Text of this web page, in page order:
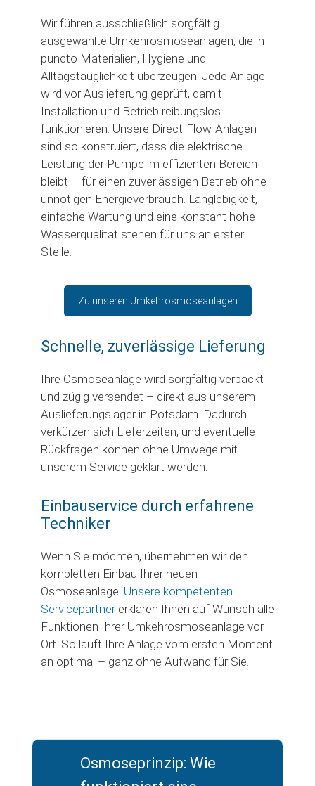
Wir führen ausschließlich sorgfältig
ausgewählte Umkehrosmoseanlagen, die in
puncto Materialien, Hygiene und
Alltagstauglichkeit überzeugen. Jede Anlage
wird vor Auslieferung geprüft, damit
Installation und Betrieb reibungslos
funktionieren. Unsere Direct-Flow-Anlagen
sind so konstruiert, dass die elektrische
Leistung der Pumpe im effizienten Bereich
bleibt – für einen zuverlässigen Betrieb ohne
unnötigen Energieverbrauch. Langlebigkeit,
einfache Wartung und eine konstant hohe
Wasserqualität stehen für uns an erster
Stelle.
Zu unseren Umkehrosmoseanlagen
Schnelle, zuverlässige Lieferung
Ihre Osmoseanlage wird sorgfältig verpackt
und zügig versendet – direkt aus unserem
Auslieferungslager in Potsdam. Dadurch
verkürzen sich Lieferzeiten, und eventuelle
Rückfragen können ohne Umwege mit
unserem Service geklärt werden.
Einbauservice durch erfahrene
Techniker
Wenn Sie möchten, übernehmen wir den
kompletten Einbau Ihrer neuen
Osmoseanlage. Unsere kompetenten
Servicepartnererklären Ihnen auf Wunsch alle
Funktionen Ihrer Umkehrosmoseanlage vor
Ort. So läuft Ihre Anlage vom ersten Moment
an optimal – ganz ohne Aufwand für Sie.
Osmoseprinzip: Wie